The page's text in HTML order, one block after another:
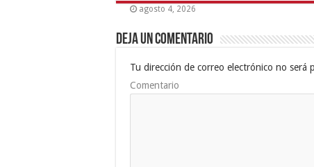
agosto 4, 2026
Deja un comentario
Tu dirección de correo electrónico no será
Comentario